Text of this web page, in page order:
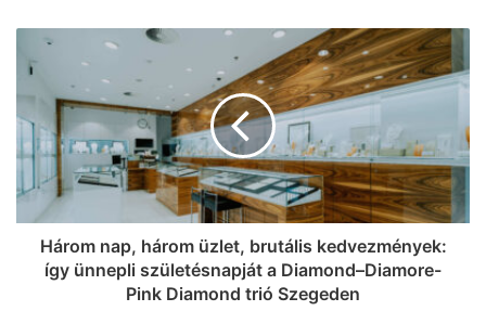
Frissítő éjszakán vagyunk túl Szegeden
is, de ez csak egy rövid szünet volt a
kánikulában
Három nap, három üzlet, brutális kedvezmények:
így ünnepli születésnapját a Diamond–Diamore-
Pink Diamond trió Szegeden